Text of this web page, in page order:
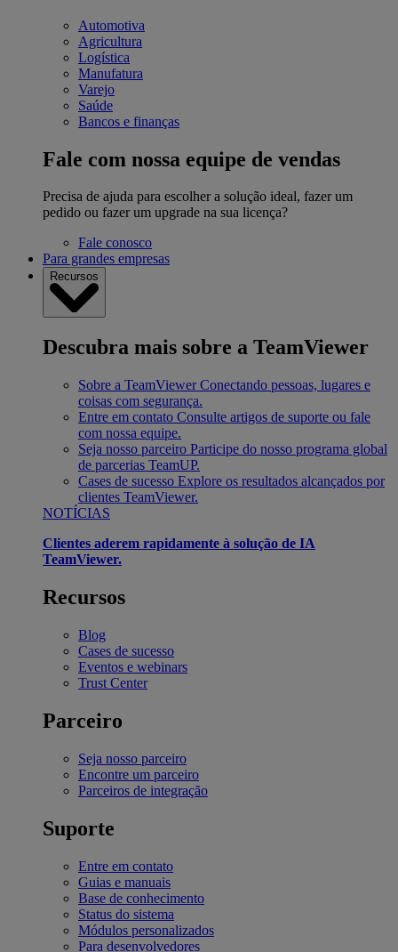
Automotiva
Agricultura
Logística
Manufatura
Varejo
Saúde
Bancos e finanças
Fale com nossa equipe de vendas
Precisa de ajuda para escolher a solução ideal, fazer um
pedido ou fazer um upgrade na sua licença?
Fale conosco
Para grandes empresas
Recursos
Descubra mais sobre a TeamViewer
Sobre a TeamViewer Conectando pessoas, lugares e
coisas com segurança.
Entre em contato Consulte artigos de suporte ou fale
com nossa equipe.
Seja nosso parceiro Participe do nosso programa global
de parcerias TeamUP.
Cases de sucesso Explore os resultados alcançados por
clientes TeamViewer.
NOTÍCIAS
Clientes aderem rapidamente à solução de IA
TeamViewer.
Recursos
Blog
Cases de sucesso
Eventos e webinars
Trust Center
Parceiro
Seja nosso parceiro
Encontre um parceiro
Parceiros de integração
Suporte
Entre em contato
Guias e manuais
Base de conhecimento
Status do sistema
Módulos personalizados
Para desenvolvedores